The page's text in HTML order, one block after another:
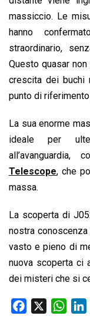
massiccio. Le
hanno
straordinario,
Questo quasar
crescita dei buchi
punto di
La sua enorme
ideale per
all’avanguardia,
Telescope, che
massa.
La scoperta di
nostra
vasto e pieno di
nuova scoperta ci
dei misteri che si
W